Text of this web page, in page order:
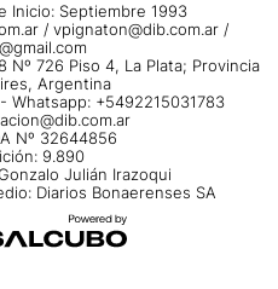
Inicio: Septiembre 1993
/ vpignaton@dib.com.ar /
Nº 726 Piso 4, La Plata; Provincia
Argentina
Whatsapp: +5492215031783
Nº 32644856
9.890
Julián Irazoqui
Diarios Bonaerenses SA